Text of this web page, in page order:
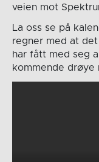
veien mot
La oss se på
regner med at
har fått med seg
kommende drøye